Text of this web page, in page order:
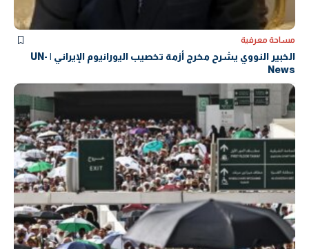
مساحة معرفية
الخبير النووي يشرح مخرج أزمة تخصيب اليورانيوم الإيراني | UN-
News